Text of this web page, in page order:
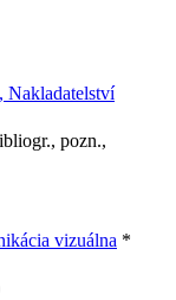
Nakladatelství
pozn.,
vizuálna *